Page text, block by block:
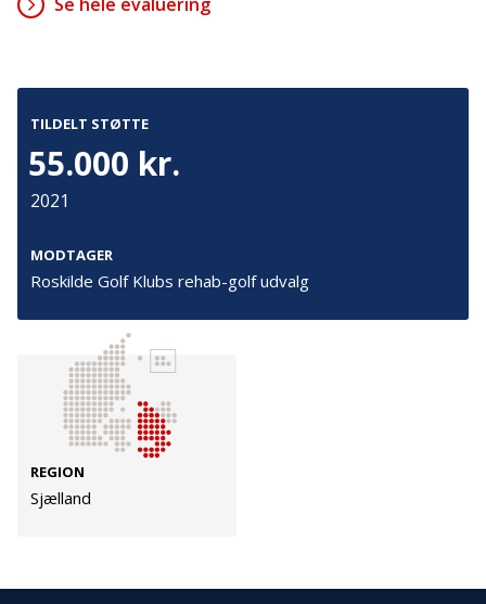
TILDELT STØTTE
55.000 kr.
2021
MODTAGER
Roskilde Golf Klubs rehab-golf udvalg
REGION
Sjælland
Cookies
Persondata
Vilkår
Følg os
TryghedsGruppen
Facebook LinkedIn
TrygFonden